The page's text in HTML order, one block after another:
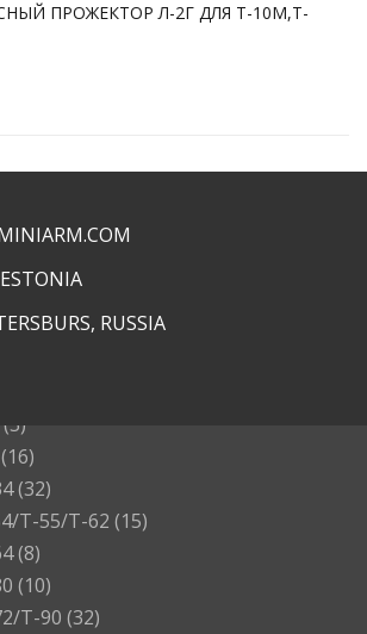
ПРОЖЕКТОР Л-2Г ДЛЯ T-10M,T-
RUSSIA
(3)
(16)
(32)
Т-55/Т-62 (15)
(8)
(10)
T-90 (32)